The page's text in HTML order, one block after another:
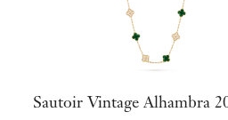
Sautoir Vintage Alhambra